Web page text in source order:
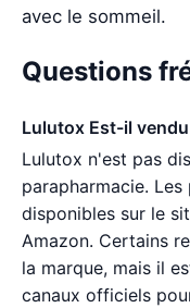
avec le sommeil.
Questions
Lulutox Est-il
Lulutox n'est pas
parapharmacie.
disponibles sur le
Amazon. Certains
la marque, mais il
canaux officiels